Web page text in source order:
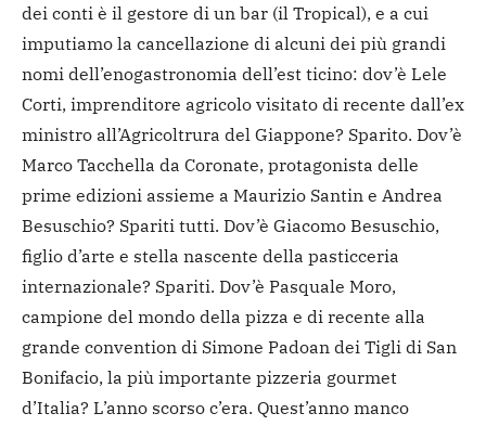
dei conti è il gestore di un bar (il Tropical), e a cui
imputiamo la cancellazione di alcuni dei più grandi
nomi dell’enogastronomia dell’est ticino: dov’è Lele
Corti, imprenditore agricolo visitato di recente dall’ex
ministro all’Agricoltrura del Giappone? Sparito. Dov’è
Marco Tacchella da Coronate, protagonista delle
prime edizioni assieme a Maurizio Santin e Andrea
Besuschio? Spariti tutti. Dov’è Giacomo Besuschio,
figlio d’arte e stella nascente della pasticceria
internazionale? Spariti. Dov’è Pasquale Moro,
campione del mondo della pizza e di recente alla
grande convention di Simone Padoan dei Tigli di San
Bonifacio, la più importante pizzeria gourmet
d’Italia? L’anno scorso c’era. Quest’anno manco